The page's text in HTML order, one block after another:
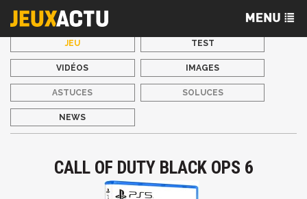
JEU TEST
VIDÉOS IMAGES
ASTUCES SOLUCES
NEWS
CALL OF DUTY BLACK OPS 6